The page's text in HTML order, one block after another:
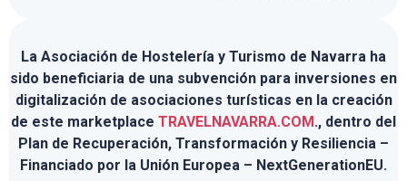
La Asociación de Hostelería y Turismo de Navarra ha
sido beneficiaria de una subvención para inversiones en
digitalización de asociaciones turísticas en la creación
de este marketplace TRAVELNAVARRA.COM., dentro del
Plan de Recuperación, Transformación y Resiliencia –
Financiado por la Unión Europea – NextGenerationEU.